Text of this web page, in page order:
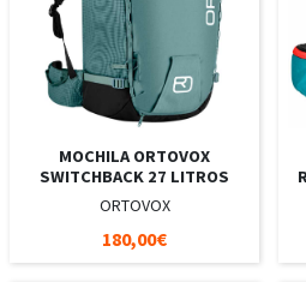
MOCHILA ORTOVOX
SWITCHBACK 27 LITROS
ORTOVOX
180,00€